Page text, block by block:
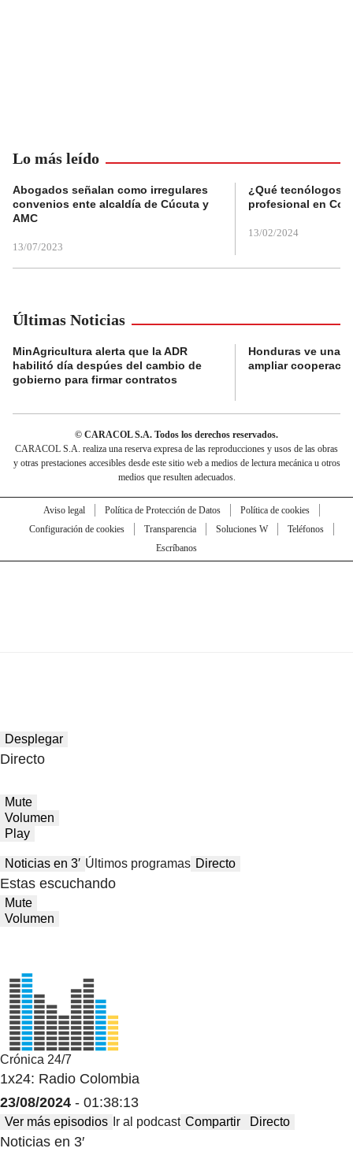
Lo más leído
Abogados señalan como irregulares
convenios ente alcaldía de Cúcuta y
AMC
13/07/2023
¿Qué tecnólogos
profesional en
13/02/2024
Últimas Noticias
MinAgricultura alerta que la ADR
habilitó día despúes del cambio de
gobierno para firmar contratos
Honduras ve una
ampliar
© CARACOL S.A. Todos los derechos reservados.
CARACOL S.A. realiza una reserva expresa de las reproducciones y usos de las obras
y otras prestaciones accesibles desde este sitio web a medios de lectura mecánica u otros
medios que resulten adecuados.
Aviso legal Política de Protección de Datos
Política de cookies
Configuración de cookies
Transparencia Soluciones W
Teléfonos
Escríbanos
Desplegar
Directo
Mute
Volumen
Play
Noticias en 3′ Últimos programas Directo
Estas escuchando
Mute
Volumen
Crónica 24/7
1x24: Radio Colombia
23/08/2024 - 01:38:13
Ver más episodios Ir al podcast Compartir Directo
Noticias en 3′